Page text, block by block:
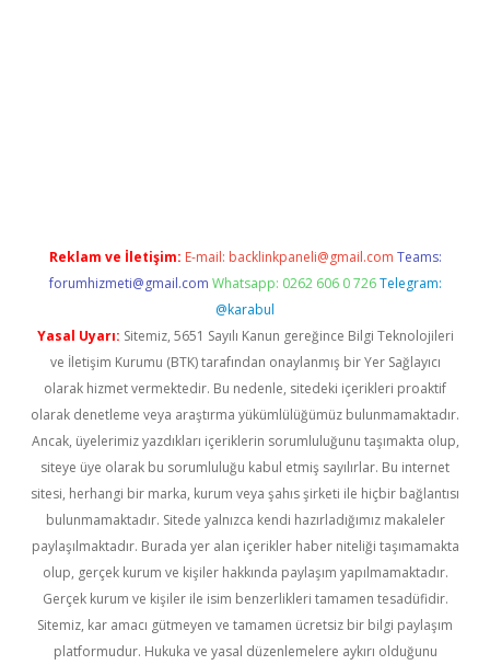
Reklam ve İletişim: E-mail: backlinkpaneli@gmail.com Teams:
forumhizmeti@gmail.com Whatsapp: 0262 606 0 726 Telegram:
@karabul
Yasal Uyarı: Sitemiz, 5651 Sayılı Kanun gereğince Bilgi Teknolojileri
ve İletişim Kurumu (BTK) tarafından onaylanmış bir Yer Sağlayıcı
olarak hizmet vermektedir. Bu nedenle, sitedeki içerikleri proaktif
olarak denetleme veya araştırma yükümlülüğümüz bulunmamaktadır.
Ancak, üyelerimiz yazdıkları içeriklerin sorumluluğunu taşımakta olup,
siteye üye olarak bu sorumluluğu kabul etmiş sayılırlar. Bu internet
sitesi, herhangi bir marka, kurum veya şahıs şirketi ile hiçbir bağlantısı
bulunmamaktadır. Sitede yalnızca kendi hazırladığımız makaleler
paylaşılmaktadır. Burada yer alan içerikler haber niteliği taşımamakta
olup, gerçek kurum ve kişiler hakkında paylaşım yapılmamaktadır.
Gerçek kurum ve kişiler ile isim benzerlikleri tamamen tesadüfidir.
Sitemiz, kar amacı gütmeyen ve tamamen ücretsiz bir bilgi paylaşım
platformudur. Hukuka ve yasal düzenlemelere aykırı olduğunu